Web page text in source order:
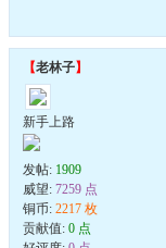
【老林子】
新手上路
发帖: 1909
威望: 7259 点
铜币: 2217 枚
贡献值: 0 点